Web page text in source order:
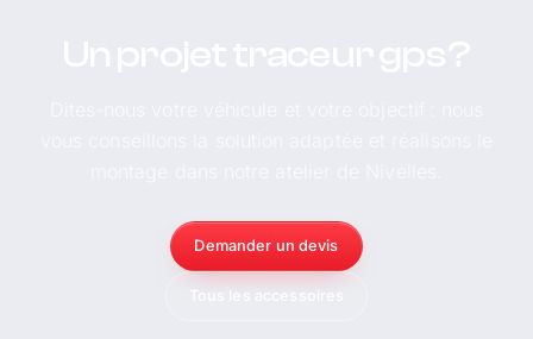
Demander un devis
Tous les accessoires